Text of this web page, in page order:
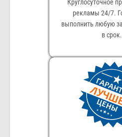
Круглосуточное
рекламы 24/7.
выполнить любую
в срок.